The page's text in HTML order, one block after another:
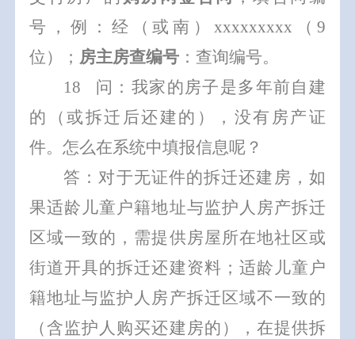
号
，例： 经（或南）xxxxxxxxx （ 9
位）
； 房主房查编号 ：查询编号。
18
问：我家的房子是多年前自建
的（或拆迁后还建的），没有房产证
件。怎么在系统中填报信息呢？
答：对于无证件的拆迁还建房， 如
果适龄儿童户籍地址与监护人房产拆迁
区域一致的， 需提供房屋所在地社区或
街道开具的拆迁还建资料；适龄儿童户
籍地址与监护人房产拆迁区域不一致的
（含监护人购买还建房的），在提供拆